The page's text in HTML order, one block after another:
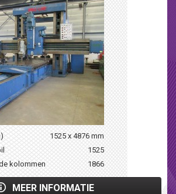
1525 x 4876 mm
1525
kolommen
1866
MEER INFORMATIE